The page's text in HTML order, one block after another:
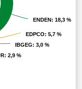
ENDEN: 18,3 %
ENDEN: 18,3 %
EDPCO: 5,7 %
EDPCO: 5,7 %
IBGEG: 3,0 %
IBGEG: 3,0 %
: 2,9 %
: 2,9 %